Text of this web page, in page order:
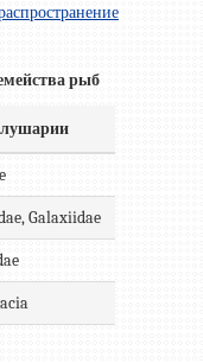
рыб
Galaxiidae